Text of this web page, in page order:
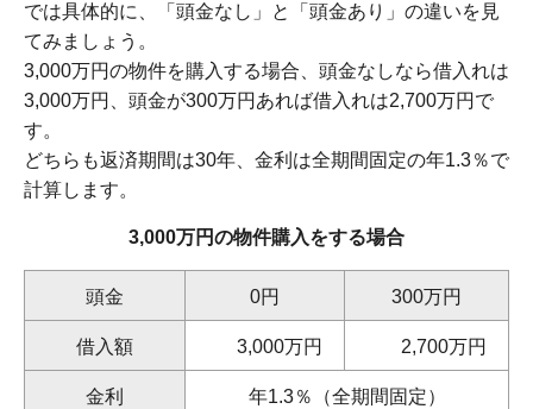
では具体的に、「頭金なし」と「頭金あり」の違いを見
てみましょう。
3,000万円の物件を購入する場合、頭金なしなら借入れは
3,000万円、頭金が300万円あれば借入れは2,700万円で
す。
どちらも返済期間は30年、金利は全期間固定の年1.3％で
計算します。
3,000万円の物件購入をする場合
頭金 0円 300万円
借入額 3,000万円 2,700万円
金利 年1.3％（全期間固定）